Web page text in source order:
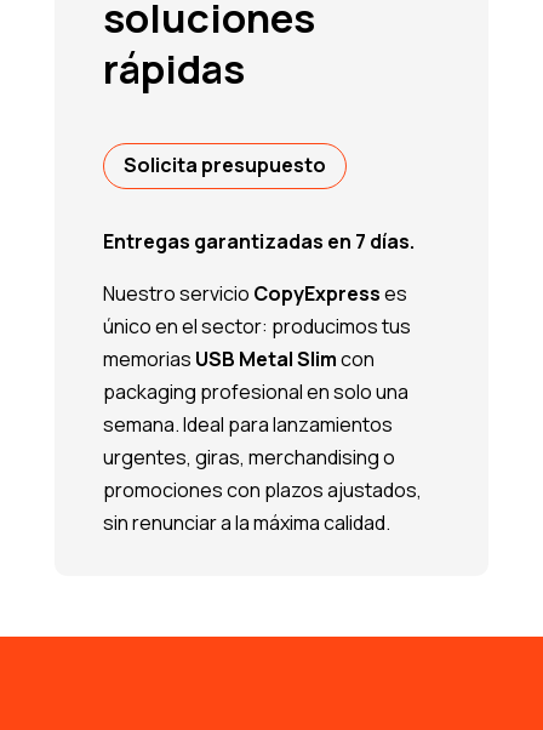
soluciones
rápidas
Solicita presupuesto
Entregas garantizadas en 7 días.
Nuestro servicio CopyExpresses
único en el sector: producimos tus
memorias USB Metal Slimcon
packaging profesional en solo una
semana. Ideal para lanzamientos
urgentes, giras, merchandising o
promociones con plazos ajustados,
sin renunciar a la máxima calidad.